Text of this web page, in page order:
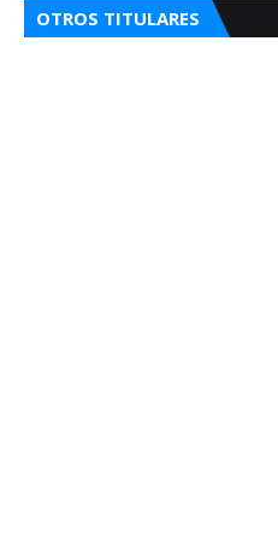
OTROS TITULARES